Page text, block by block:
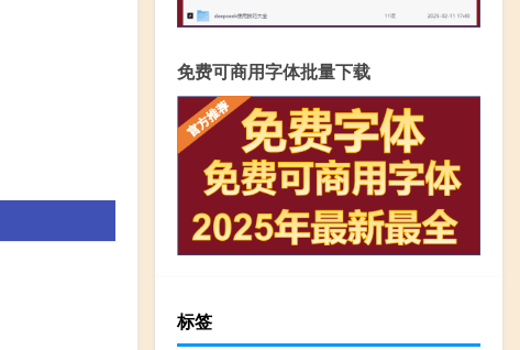
免费可商用字体批量下载
标签